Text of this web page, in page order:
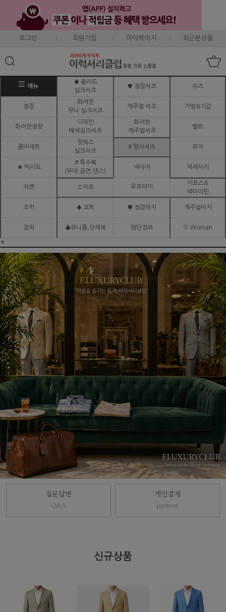
로그인 회원가입 마이페이지 최근본상품
메뉴
♠ 솔리드
실크셔츠
♥ 정장셔츠 슈즈
정장
화려한
무늬 실크셔츠
캐주얼 셔츠 가방&지갑
화려한정장
디자인
배색실크셔츠
화려한
캐주얼셔츠
벨트
콤비세트
핫픽스
실크셔츠
# 망사셔츠 모자
★ 턱시도
♬ 특수복
(무대.공연,댄스)
넥타이 액세서리
자켓 스카프 루프타이
커프스&
넥타이핀
조끼 ♠ 코트 ♥ 정장바지 캐주얼바지
점퍼 ♣유니폼,단체복 원단정보 ♡ Woman
ㅌ
질문답변
Q&A
개인결제
payment
신규상품